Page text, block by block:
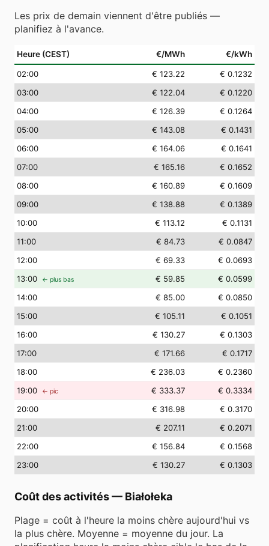
Les prix de demain viennent d'être publiés —
planifiez à l'avance.
Heure (CEST) €/MWh €/kWh
02:00 € 123.22
€ 0.1232
03:00 € 122.04
€ 0.1220
04:00 € 126.39
€ 0.1264
05:00 € 143.08
€ 0.1431
06:00 € 164.06
€ 0.1641
07:00 € 165.16
€ 0.1652
08:00 € 160.89
€ 0.1609
09:00 € 138.88
€ 0.1389
10:00 € 113.12
€ 0.1131
11:00 € 84.73
€ 0.0847
12:00 € 69.33
€ 0.0693
13:00 ← plus bas € 59.85
€ 0.0599
14:00 € 85.00
€ 0.0850
15:00 € 105.11
€ 0.1051
16:00 € 130.27
€ 0.1303
17:00 € 171.66
€ 0.1717
18:00 € 236.03
€ 0.2360
19:00 ← pic € 333.37
€ 0.3334
20:00 € 316.98
€ 0.3170
21:00 € 207.11
€ 0.2071
22:00 € 156.84
€ 0.1568
23:00 € 130.27 € 0.1303
Coût des activités— Białołeka
Plage = coût à l'heure la moins chère aujourd'hui vs
la plus chère. Moyenne = moyenne du jour. La